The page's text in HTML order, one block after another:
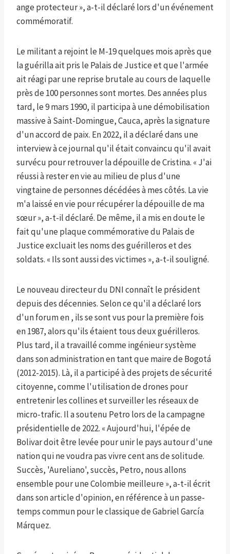
ange protecteur », a-t-il déclaré lors d'un événement
commémoratif.
Le militant a rejoint le M-19 quelques mois après que
la guérilla ait pris le Palais de Justice et que l'armée
ait réagi par une reprise brutale au cours de laquelle
près de 100 personnes sont mortes. Des années plus
tard, le 9 mars 1990, il participa à une démobilisation
massive à Saint-Domingue, Cauca, après la signature
d'un accord de paix. En 2022, il a déclaré dans une
interview à ce journal qu'il était convaincu qu'il avait
survécu pour retrouver la dépouille de Cristina. « J'ai
réussi à rester en vie au milieu de plus d'une
vingtaine de personnes décédées à mes côtés. La vie
m'a laissé en vie pour récupérer la dépouille de ma
sœur », a-t-il déclaré. De même, il a mis en doute le
fait qu'une plaque commémorative du Palais de
Justice excluait les noms des guérilleros et des
soldats. « Ils sont aussi des victimes », a-t-il souligné.
Le nouveau directeur du DNI connaît le président
depuis des décennies. Selon ce qu'il a déclaré lors
d'un forum en , ils se sont vus pour la première fois
en 1987, alors qu'ils étaient tous deux guérilleros.
Plus tard, il a travaillé comme ingénieur système
dans son administration en tant que maire de Bogotá
(2012-2015). Là, il a participé à des projets de sécurité
citoyenne, comme l'utilisation de drones pour
entretenir les collines et surveiller les réseaux de
micro-trafic. Il a soutenu Petro lors de la campagne
présidentielle de 2022. « Aujourd'hui, l'épée de
Bolivar doit être levée pour unir le pays autour d'une
nation qui ne voudra pas vivre cent ans de solitude.
Succès, 'Aureliano', succès, Petro, nous allons
ensemble pour une Colombie meilleure », a-t-il écrit
dans son article d'opinion, en référence à un passe-
temps commun pour le classique de Gabriel García
Márquez.